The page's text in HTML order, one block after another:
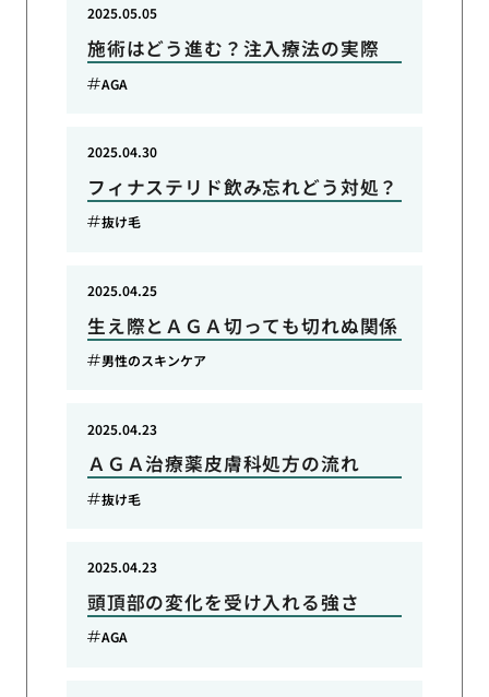
施術はどう進む？注入療法の実際
2025.05.05
AGA
フィナステリド飲み忘れどう対処？
2025.04.30
抜け毛
生え際とＡＧＡ切っても切れぬ関係
2025.04.25
男性のスキンケア
ＡＧＡ治療薬皮膚科処方の流れ
2025.04.23
抜け毛
頭頂部の変化を受け入れる強さ
2025.04.23
AGA